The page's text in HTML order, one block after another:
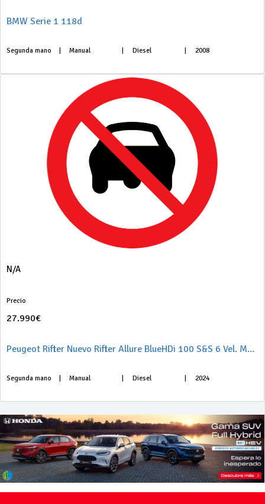
BMW Serie 1 118d
Segunda mano Manual Diesel 2008
N/A
Precio
27.990€
Peugeot Rifter Nuevo Rifter Allure BlueHDi 100 S&S 6 Vel. MAN Standard
Segunda mano Manual Diesel 2024